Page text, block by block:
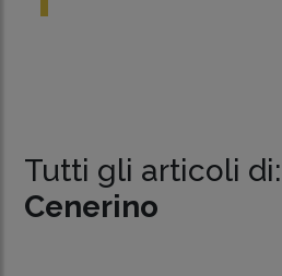
Tutti gli articoli di:
Cenerino